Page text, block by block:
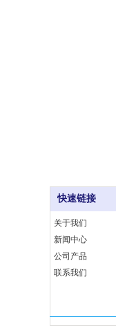
快速链接
关于我们
新闻中心
公司产品
联系我们